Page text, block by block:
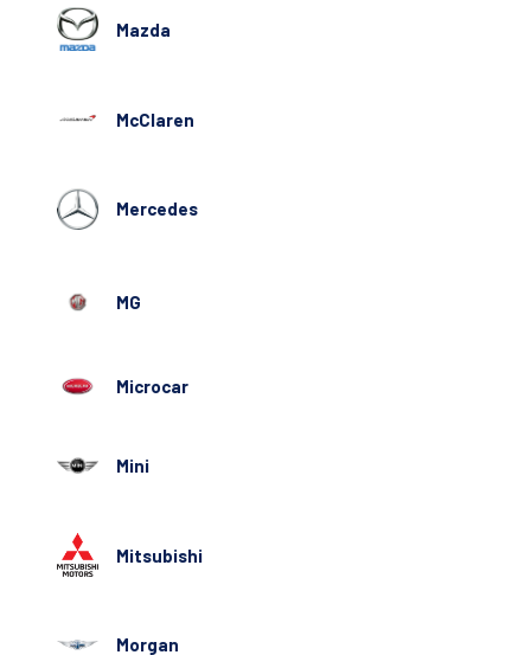
Mazda
McClaren
Mercedes
MG
Microcar
Mini
Mitsubishi
Morgan